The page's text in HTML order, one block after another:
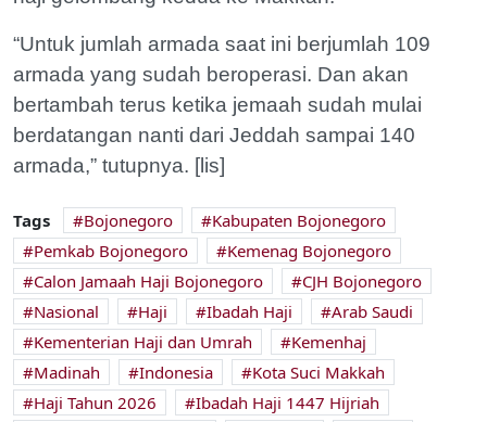
“Untuk jumlah armada saat ini berjumlah 109
armada yang sudah beroperasi. Dan akan
bertambah terus ketika jemaah sudah mulai
berdatangan nanti dari Jeddah sampai 140
armada,” tutupnya. [lis]
Tags Bojonegoro
Kabupaten Bojonegoro
Pemkab Bojonegoro
Kemenag Bojonegoro
Calon Jamaah Haji Bojonegoro
CJH Bojonegoro
Nasional
Haji Ibadah Haji
Arab Saudi
Kementerian Haji dan Umrah
Kemenhaj
Madinah
Indonesia
Kota Suci Makkah
Haji Tahun 2026
Ibadah Haji 1447 Hijriah